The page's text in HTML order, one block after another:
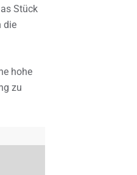
Stück
die
hohe
zu